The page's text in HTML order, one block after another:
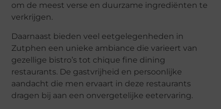
om de meest verse en duurzame ingrediënten te
verkrijgen.
Daarnaast bieden veel eetgelegenheden in
Zutphen een unieke ambiance die varieert van
gezellige bistro’s tot chique fine dining
restaurants. De gastvrijheid en persoonlijke
aandacht die men ervaart in deze restaurants
dragen bij aan een onvergetelijke eetervaring.